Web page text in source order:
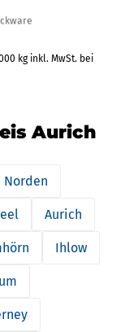
kg inkl. MwSt. bei
Aurich
Norden
Aurich
Ihlow